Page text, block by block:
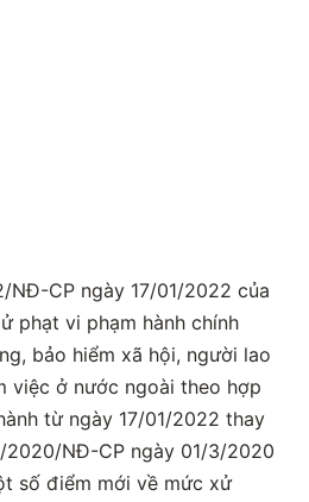
NĐ-CP ngày 17/01/2022 của
phạt vi phạm hành chính
bảo hiểm xã hội, người lao
việc ở nước ngoài theo hợp
từ ngày 17/01/2022 thay
NĐ-CP ngày 01/3/2020
số điểm mới về mức xử